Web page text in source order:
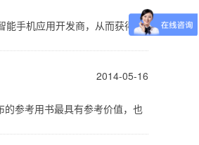
能手机应用开发商，从而获得了
2014-05-16
参考用书最具有参考价值，也